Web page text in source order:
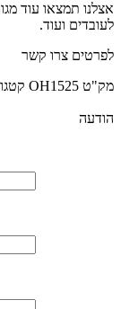
תמצאו עוד
ועוד.
צרו קשר
OH1525